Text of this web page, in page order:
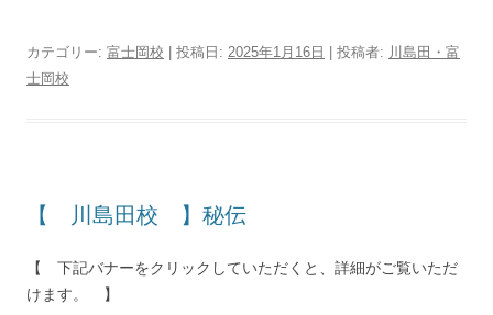
カテゴリー: 富士岡校 | 投稿日: 2025年1月16日 投稿者: 川島田・富
士岡校
【 川島田校 】秘伝
【 下記バナーをクリックしていただくと、詳細がご覧いただ
けます。 】